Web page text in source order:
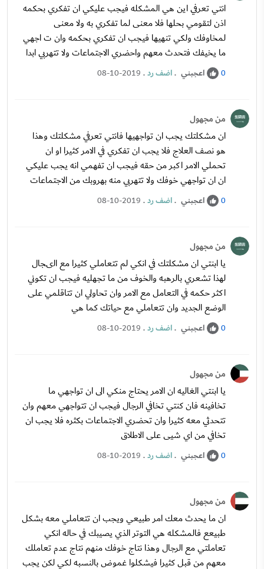
انتي تعرفي اين هي المشكله فيجب عليكي ان تفكري بحكمه
اذن لتقومي بحلها فلا معنى لما تفكري به ولا معنى
لمخاوفك ولكي تنهيها فيجب ان تفكري بحكمه وان ت اجهي
ما يخيفك فتحدث معهم واحضري الاجتماعات ولا تتهربي ابدا
0 اعجبني .اضف رد.
08-10-2019
من مجهول
ان مشكلتك يجب ان تواجهيها فانتي تعرفي مشكلتك وهذا
هو نصف العلاج فلا يجب ان تفكري في الامر كثيرا او ان
تحملي الامر اكبر من حقه فيجب ان تفهمي انه يجب عليكي
ان ان تواجهي خوفك ولا تتهربي منه بهروبك من الاجتماعات
0 اعجبني .اضف رد.
08-10-2019
من مجهول
يا ابنتي ان مشكلتك في انكي لم تتعاملي كثيرا مع الىجال
لهذا تشعري بالرهبه والخوف من ما تجهليه فيجب ان تكوني
اكثر حكمه في التعامل مع الامر وان تحاولي ان تتاقلمي على
الوضع الجديد وان تتعاملي مع حياتك كما هي
0 اعجبني .اضف رد.
08-10-2019
من مجهول
يا ابنتي الغاليه ان الامر يحتاج منكي الى ان تواجهي ما
تخافينه فان كنتي تخافي الرجال فيجب ان تتواجهي معهم وان
تتحدثي معه كثيرا وان تحضري الاجتماعات بكثره فلا يجب ان
تخافي من اي شيى على الاطلاق
0 اعجبني .اضف رد.
08-10-2019
من مجهول
ان ما يحدث معك امر طبيعي ويجب ان تتعاملي معه بشكل
طبيعع فالمشكله هي التوتر الذي يصيبك في حاله انكي
تعاملتي مع الرجال وهذا نتاج خوفك منهم نتاج عدم تعاملك
معهم من قبل كثيرا فيشكلوا غموض بالنسبه لكي لكن يجب